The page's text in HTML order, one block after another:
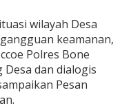
wilayah Desa
keamanan,
Polres Bone
dan dialogis
Pesan